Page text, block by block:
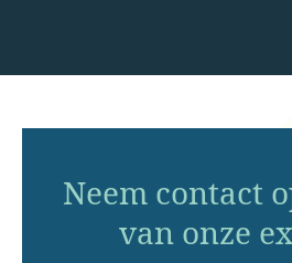
Neem contact
van onze